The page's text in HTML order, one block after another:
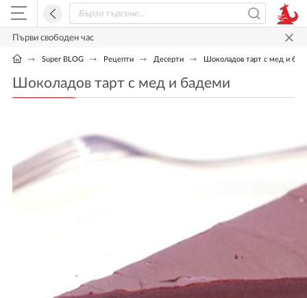
Първи свободен час
Super BLOG Рецепти Десерти Шоколадов тарт с мед и
Шоколадов тарт с мед и бадеми